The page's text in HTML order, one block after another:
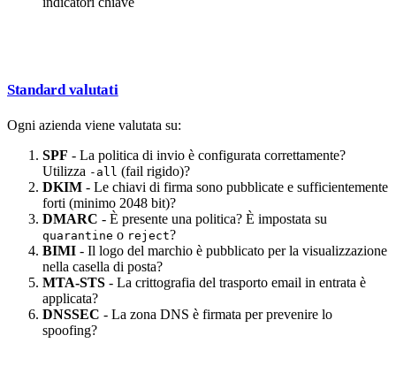
Standard valutati
Ogni azienda viene valutata su:
SPF - La politica di invio è configurata correttamente?
Utilizza -all (fail rigido)?
DKIM - Le chiavi di firma sono pubblicate e sufficientemente
forti (minimo 2048 bit)?
DMARC - È presente una politica? È impostata su
quarantine o reject?
BIMI - Il logo del marchio è pubblicato per la visualizzazione
nella casella di posta?
MTA-STS - La crittografia del trasporto email in entrata è
applicata?
DNSSEC - La zona DNS è firmata per prevenire lo
spoofing?